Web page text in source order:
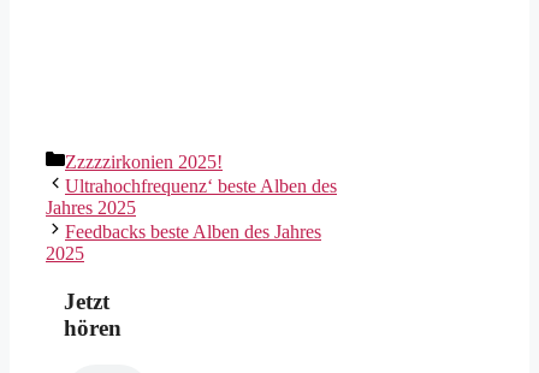
Kategorien
Zzzzzirkonien 2025!
Ultrahochfrequenz‘ beste Alben des
Jahres 2025
Feedbacks beste Alben des Jahres
2025
Jetzt
hören